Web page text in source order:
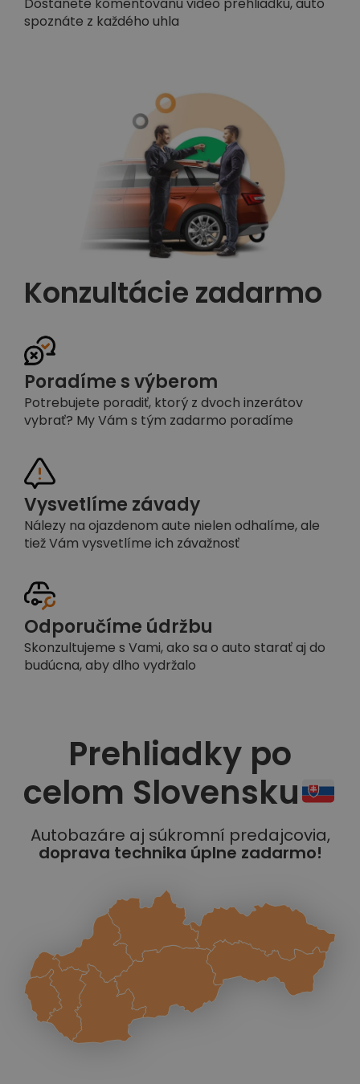
Dostanete komentovanú video prehliadku, auto
spoznáte z každého uhla
Konzultácie zadarmo
Poradíme s výberom
Potrebujete poradiť, ktorý z dvoch inzerátov
vybrať? My Vám s tým zadarmo poradíme
Vysvetlíme závady
Nálezy na ojazdenom aute nielen odhalíme, ale
tiež Vám vysvetlíme ich závažnosť
Odporučíme údržbu
Skonzultujeme s Vami, ako sa o auto starať aj do
budúcna, aby dlho vydržalo
Prehliadky po
celom Slovensku
Autobazáre aj súkromní predajcovia,
doprava technika úplne zadarmo!